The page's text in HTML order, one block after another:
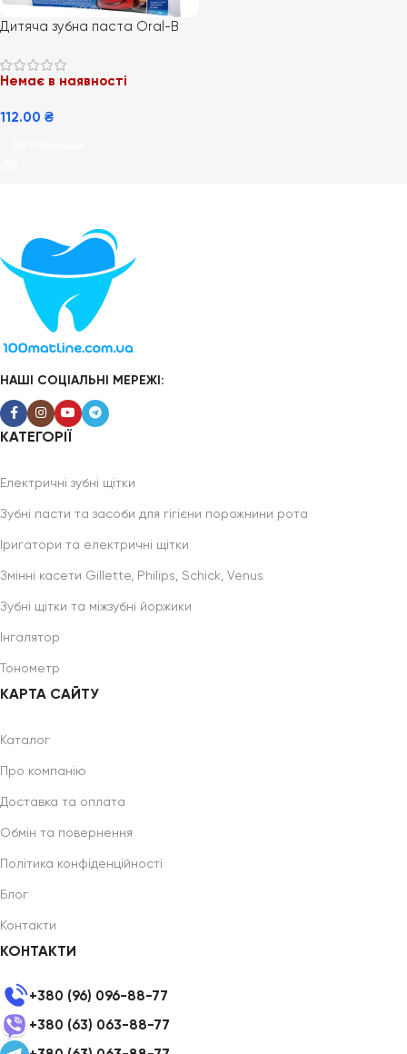
Дитяча зубна паста Oral-B
3 років, 75 мл
Немає в наявності
112.00 ₴
НАШІ СОЦІАЛЬНІ МЕРЕЖІ:
КАТЕГОРІЇ
Електричні зубні щітки
Зубні пасти та засоби для гігієни порожнини рота
Іригатори та електричні щітки
Змінні касети Gillette, Philips, Schick, Venus
Зубні щітки та міжзубні йоржики
Інгалятор
Тонометр
КАРТА САЙТУ
Каталог
Про компанію
Доставка та оплата
Обмін та повернення
Політика конфіденційності
Блог
Контакти
КОНТАКТИ
+380 (96) 096-88-77
+380 (63) 063-88-77